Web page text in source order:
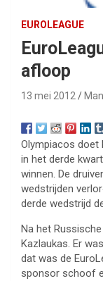
EUROLEAGUE
afloop
13 mei 2012
Olympiacos doet
in het derde
winnen. De
wedstrijden
derde wedstrijd
Na het
Kazlaukas. Er
dat was de
sponsor schoof